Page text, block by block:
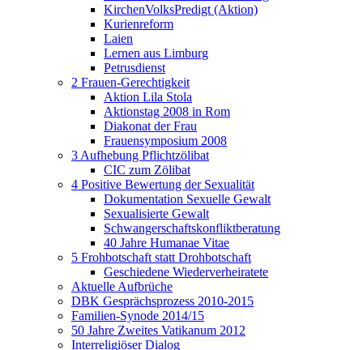
KirchenVolksPredigt (Aktion)
Kurienreform
Laien
Lernen aus Limburg
Petrusdienst
2 Frauen-Gerechtigkeit
Aktion Lila Stola
Aktionstag 2008 in Rom
Diakonat der Frau
Frauensymposium 2008
3 Aufhebung Pflichtzölibat
CIC zum Zölibat
4 Positive Bewertung der Sexualität
Dokumentation Sexuelle Gewalt
Sexualisierte Gewalt
Schwangerschaftskonfliktberatung
40 Jahre Humanae Vitae
5 Frohbotschaft statt Drohbotschaft
Geschiedene Wiederverheiratete
Aktuelle Aufbrüche
DBK Gesprächsprozess 2010-2015
Familien-Synode 2014/15
50 Jahre Zweites Vatikanum 2012
Interreligiöser Dialog